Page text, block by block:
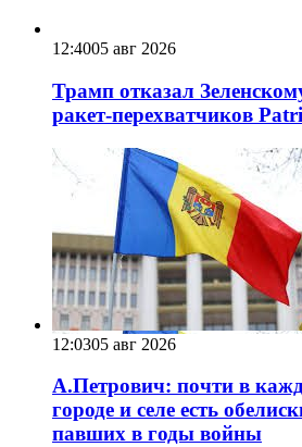
12:4005 авг 2026
Трамп отказал
ракет-перехватчиков
12:0305 авг 2026
А.Петрович: почти в
городе и селе есть
павших в годы войны